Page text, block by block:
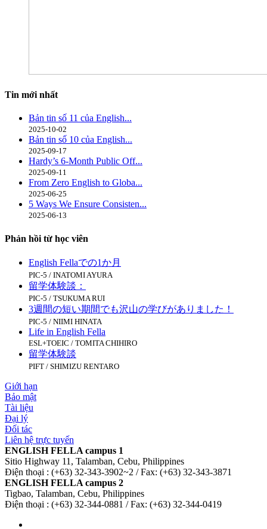
Tin mới nhất
Bản tin số 11 của English...
2025-10-02
Bản tin số 10 của English...
2025-09-17
Hardy’s 6-Month Public Off...
2025-09-11
From Zero English to Globa...
2025-06-25
5 Ways We Ensure Consisten...
2025-06-13
Phản hồi từ học viên
English Fellaでの1か月
PIC-5 / INATOMI AYURA
留学体験談：
PIC-5 / TSUKUMA RUI
3週間の短い期間でも沢山の学びがありました！
PIC-5 / NIIMI HINATA
Life in English Fella
ESL+TOEIC / TOMITA CHIHIRO
留学体験談
PIFT / SHIMIZU RENTARO
Giới hạn
Bảo mật
Tài liệu
Đại lý
Đối tác
Liên hệ trực tuyến
ENGLISH FELLA campus 1
Sitio Highway 11, Talamban, Cebu, Philippines
Điện thoại : (+63) 32-343-3902~2 / Fax: (+63) 32-343-3871
ENGLISH FELLA campus 2
Tigbao, Talamban, Cebu, Philippines
Điện thoại : (+63) 32-344-0881 / Fax: (+63) 32-344-0419